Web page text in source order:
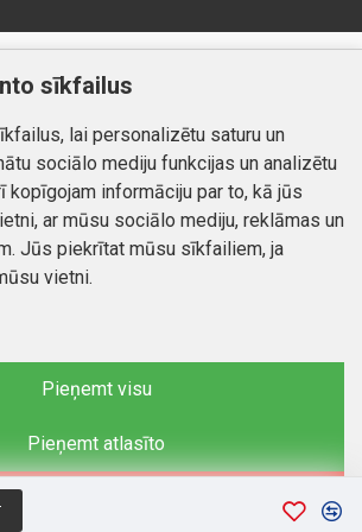
Piegāde un apmaksa
Atteikuma tiesības
Privātuma politika
Kontakti
www.autobode.lv, Visas tiesības
sīkfailus
lai personalizētu saturu un
sociālo mediju funkcijas un analizētu
kopīgojam informāciju par to, kā jūs
ar mūsu sociālo mediju, reklāmas un
Jūs piekrītat mūsu sīkfailiem, ja
vietni.
Pieņemt visu
Pieņemt atlasīto